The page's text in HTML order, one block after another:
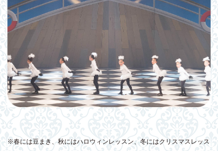
※春には豆まき、秋にはハロウィンレッスン、冬にはクリスマスレッス